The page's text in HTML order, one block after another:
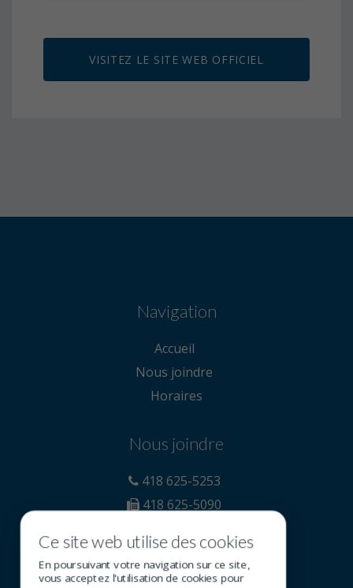
VISITEZ LE SITE WEB OFFICIEL
Navigation
Accueil
Nous joindre
Horaires
Nous joindre
418 625-5253
418 625-5090
https://blouin-optometrie.com
Ce site web utilise des cookies
En poursuivant votre navigation sur ce site,
vous acceptez l'utilisation de cookies pour